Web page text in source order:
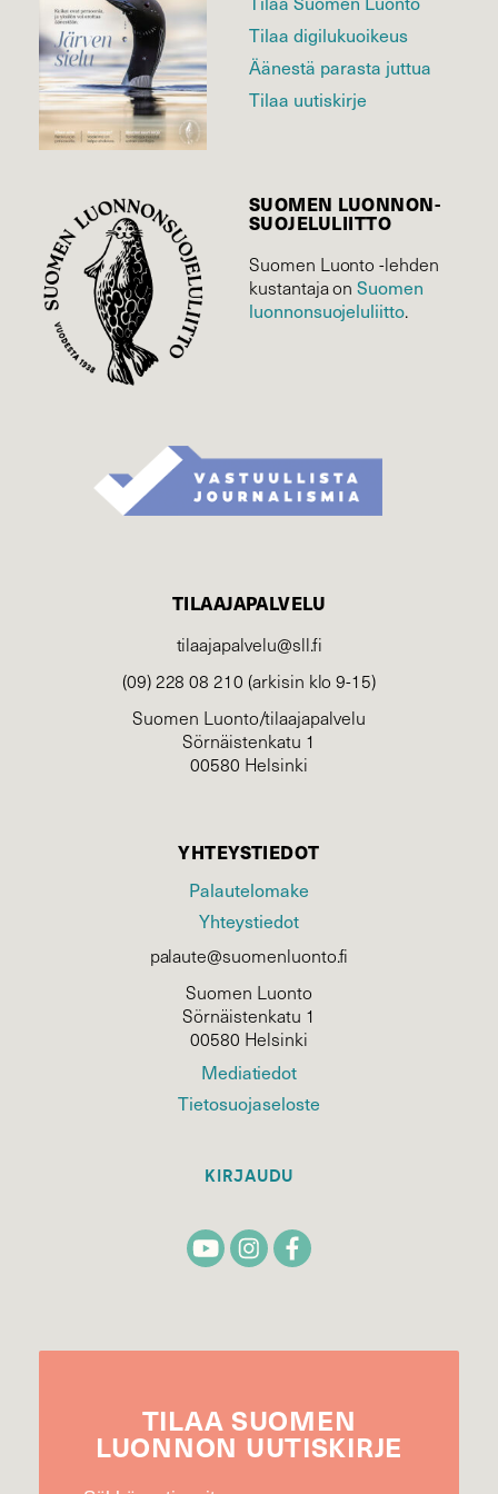
Tilaa digilukuoikeus
Äänestä parasta juttua
Tilaa uutiskirje
SUOMEN LUONNON­
SUOJELU­LIITTO
Suomen Luonto -lehden
kustantaja onSuomen
luonnonsuojelu­liitto.
TILAAJAPALVELU
tilaajapalvelu@sll.fi
(09) 228 08 210 (arkisin klo 9-15)
Suomen Luonto/tilaajapalvelu
Sörnäistenkatu 1
00580 Helsinki
YHTEYSTIEDOT
Palautelomake
Yhteystiedot
palaute@suomenluonto.fi
Suomen Luonto
Sörnäistenkatu 1
00580 Helsinki
Mediatiedot
Tietosuojaseloste
KIRJAUDU
TILAA SUOMEN
LUONNON UUTIS­KIRJE